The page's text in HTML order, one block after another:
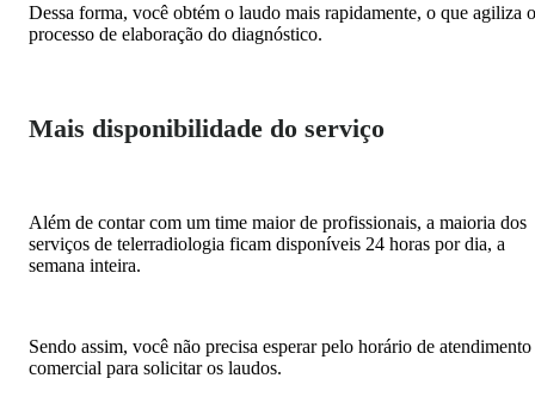
Dessa forma, você obtém o laudo mais rapidamente, o que agiliza o
processo de elaboração do diagnóstico.
Mais disponibilidade do serviço
Além de contar com um time maior de profissionais, a maioria dos
serviços de telerradiologia ficam disponíveis 24 horas por dia, a
semana inteira.
Sendo assim, você não precisa esperar pelo horário de atendimento
comercial para solicitar os laudos.